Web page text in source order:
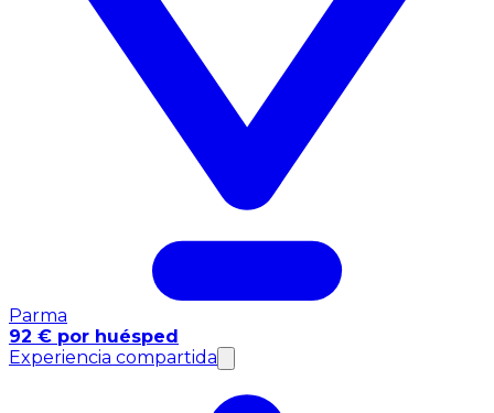
Parma
92 € por huésped
Experiencia compartida